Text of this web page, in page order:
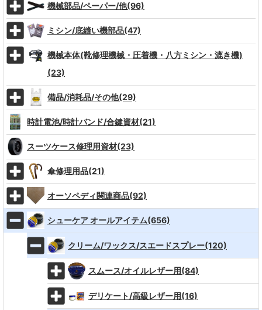
機械部品/ペーパー/他(96)
ミシン/底縫い機部品(47)
機械本体(靴修理機械・圧着機・八方ミシン・漉き機)
(23)
備品/消耗品/その他(29)
時計電池/時計バンド/合鍵資材(21)
スーツケース修理用資材(23)
傘修理用品(21)
オーソペディ関連商品(92)
シューケア オールアイテム(656)
クリーム/ワックス/スエードスプレー(120)
スムース/オイルレザー用(84)
デリケート/高級レザー用(16)